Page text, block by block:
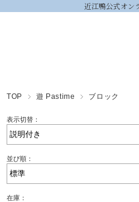
近江鴨公式オン
TOP 遊 Pastime ブロック
表示切替：
並び順：
在庫：